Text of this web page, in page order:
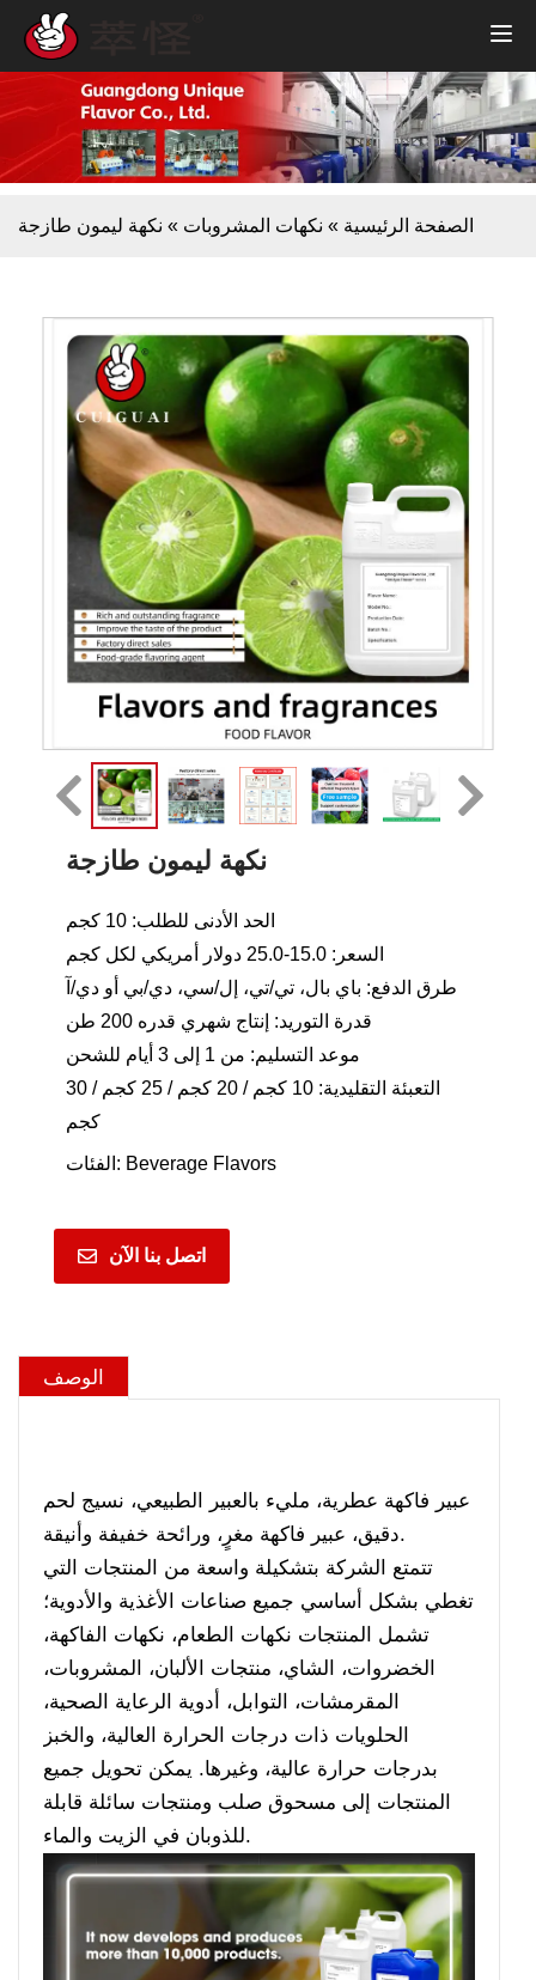
الصفحة الرئيسية » نكهات المشروبات » نكهة ليمون طازجة
نكهة ليمون طازجة
الحد الأدنى للطلب: 10 كجم
السعر: 15.0-25.0 دولار أمريكي لكل كجم
طرق الدفع: باي بال، تي/تي، إل/سي، دي/بي أو دي/آ
قدرة التوريد: إنتاج شهري قدره 200 طن
موعد التسليم: من 1 إلى 3 أيام للشحن
التعبئة التقليدية: 10 كجم / 20 كجم / 25 كجم / 30
كجم
الفئات: Beverage Flavors
اتصل بنا الآن
الوصف
عبير فاكهة عطرية، مليء بالعبير الطبيعي، نسيج لحم
دقيق، عبير فاكهة مغرٍ، ورائحة خفيفة وأنيقة.
تتمتع الشركة بتشكيلة واسعة من المنتجات التي
تغطي بشكل أساسي جميع صناعات الأغذية والأدوية؛
تشمل المنتجات نكهات الطعام، نكهات الفاكهة،
الخضروات، الشاي، منتجات الألبان، المشروبات،
المقرمشات، التوابل، أدوية الرعاية الصحية،
الحلويات ذات درجات الحرارة العالية، والخبز
بدرجات حرارة عالية، وغيرها. يمكن تحويل جميع
المنتجات إلى مسحوق صلب ومنتجات سائلة قابلة
للذوبان في الزيت والماء.